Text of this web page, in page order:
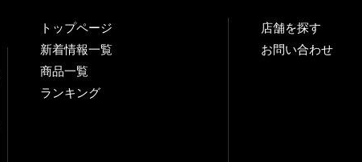
トップページ
新着情報一覧
商品一覧
ランキング
店舗を探す
お問い合わせ